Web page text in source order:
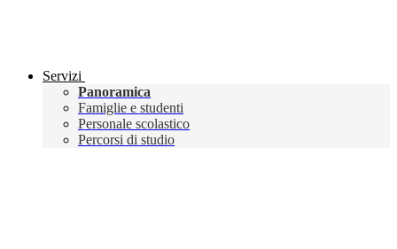
Servizi
Panoramica
Famiglie e studenti
Personale scolastico
Percorsi di studio